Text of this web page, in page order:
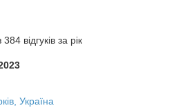
відгуків за рік
Україна